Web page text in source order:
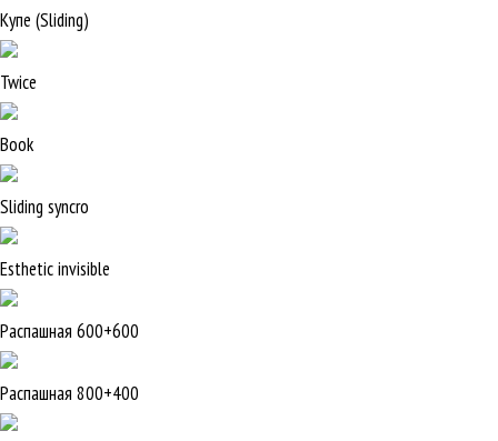
Купе (Sliding)
Twice
Book
Sliding syncro
Esthetic invisible
Распашная 600+600
Распашная 800+400